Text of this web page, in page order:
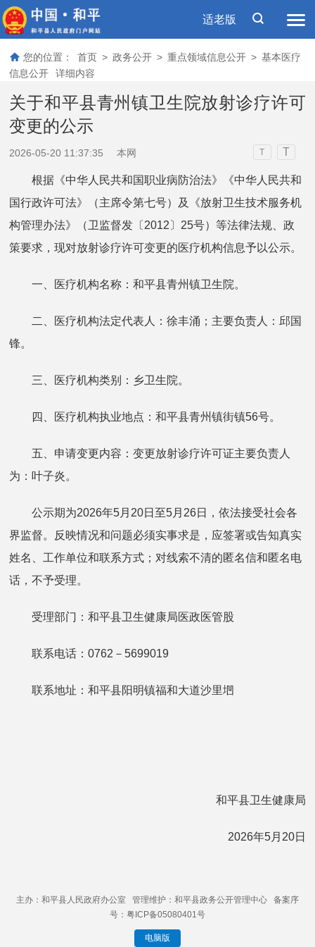
适老版
您的位置： 首页 > 政务公开 > 重点领域信息公开 > 基本医疗
信息公开
详细内容
关于和平县青州镇卫生院放射诊疗许可
变更的公示
2026-05-20 11:37:35 本网 T T
根据《中华人民共和国职业病防治法》《中华人民共和
国行政许可法》（主席令第七号）及《放射卫生技术服务机
构管理办法》（卫监督发〔2012〕25号）等法律法规、政
策要求，现对放射诊疗许可变更的医疗机构信息予以公示。
一、医疗机构名称：和平县青州镇卫生院。
二、医疗机构法定代表人：徐丰涌；主要负责人：邱国
锋。
三、医疗机构类别：乡卫生院。
四、医疗机构执业地点：和平县青州镇街镇56号。
五、申请变更内容：变更放射诊疗许可证主要负责人
为：叶子炎。
公示期为2026年5月20日至5月26日，依法接受社会各
界监督。反映情况和问题必须实事求是，应签署或告知真实
姓名、工作单位和联系方式；对线索不清的匿名信和匿名电
话，不予受理。
受理部门：和平县卫生健康局医政医管股
联系电话：0762－5699019
联系地址：和平县阳明镇福和大道沙里垇
和平县卫生健康局
2026年5月20日
主办：和平县人民政府办公室 管理维护：和平县政务公开管理中心 备案序
号：粤ICP备05080401号
电脑版